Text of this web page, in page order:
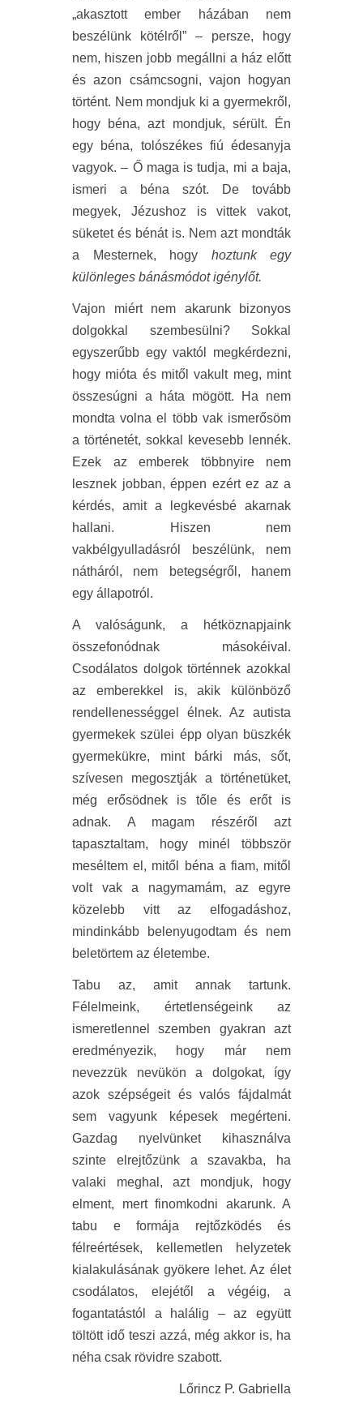
„akasztott ember házában nem
beszélünk kötélről” – persze, hogy
nem, hiszen jobb megállni a ház előtt
és azon csámcsogni, vajon hogyan
történt. Nem mondjuk ki a gyermekről,
hogy béna, azt mondjuk, sérült. Én
egy béna, tolószékes fiú édesanyja
vagyok. – Ő maga is tudja, mi a baja,
ismeri a béna szót. De tovább
megyek, Jézushoz is vittek vakot,
süketet és bénát is. Nem azt mondták
a Mesternek, hogy hoztunk egy
különleges bánásmódot igénylőt.
Vajon miért nem akarunk bizonyos
dolgokkal szembesülni? Sokkal
egyszerűbb egy vaktól megkérdezni,
hogy mióta és mitől vakult meg, mint
összesúgni a háta mögött. Ha nem
mondta volna el több vak ismerősöm
a történetét, sokkal kevesebb lennék.
Ezek az emberek többnyire nem
lesznek jobban, éppen ezért ez az a
kérdés, amit a legkevésbé akarnak
hallani. Hiszen nem
vakbélgyulladásról beszélünk, nem
nátháról, nem betegségről, hanem
egy állapotról.
A valóságunk, a hétköznapjaink
összefonódnak másokéival.
Csodálatos dolgok történnek azokkal
az emberekkel is, akik különböző
rendellenességgel élnek. Az autista
gyermekek szülei épp olyan büszkék
gyermekükre, mint bárki más, sőt,
szívesen megosztják a történetüket,
még erősödnek is tőle és erőt is
adnak. A magam részéről azt
tapasztaltam, hogy minél többször
meséltem el, mitől béna a fiam, mitől
volt vak a nagymamám, az egyre
közelebb vitt az elfogadáshoz,
mindinkább belenyugodtam és nem
beletörtem az életembe.
Tabu az, amit annak tartunk.
Félelmeink, értetlenségeink az
ismeretlennel szemben gyakran azt
eredményezik, hogy már nem
nevezzük nevükön a dolgokat, így
azok szépségeit és valós fájdalmát
sem vagyunk képesek megérteni.
Gazdag nyelvünket kihasználva
szinte elrejtőzünk a szavakba, ha
valaki meghal, azt mondjuk, hogy
elment, mert finomkodni akarunk. A
tabu e formája rejtőzködés és
félreértések, kellemetlen helyzetek
kialakulásának gyökere lehet. Az élet
csodálatos, elejétől a végéig, a
fogantatástól a halálig – az együtt
töltött idő teszi azzá, még akkor is, ha
néha csak rövidre szabott.
Lőrincz P. Gabriella